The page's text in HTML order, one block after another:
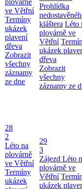
ve Větřní
Termíny
ukázek
plavení
dřeva
Zobrazit
všechny
záznamy
ze dne
Prohlídka
kláštera Léto
plovárně ve
Větřní
ukázek
dřeva
Zobrazit
všechny
záznamy ze
28
2
Léto na
plovárně
ve Větřní
Termíny
ukázek
29
3
Zájezd Léto
plovárně ve
Větřní
ukázek